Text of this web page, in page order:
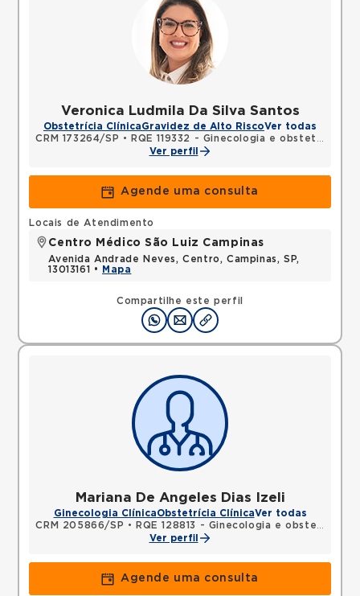
Veronica Ludmila Da Silva Santos
Obstetrícia ClínicaGravidez de Alto RiscoVer todas
CRM 173264/SP •
RQE 119332 - Ginecologia e obstetrícia
Ver perfil
Agende uma consulta
Compartilhe este perfil
Locais de Atendimento
Centro Médico São Luiz Campinas
Avenida Andrade Neves, Centro, Campinas, SP,
13013161 •
Mapa
Mariana De Angeles Dias Izeli
Ginecologia ClínicaObstetrícia ClínicaVer todas
CRM 205866/SP •
RQE 128813 - Ginecologia e obstetrícia
Ver perfil
Agende uma consulta